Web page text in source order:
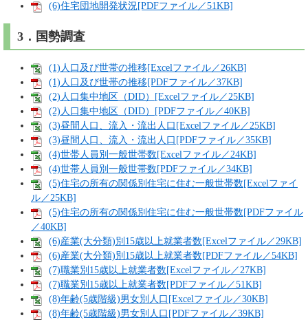
(6)住宅団地開発状況[PDFファイル／51KB]
3．国勢調査
(1)人口及び世帯の推移[Excelファイル／26KB]
(1)人口及び世帯の推移[PDFファイル／37KB]
(2)人口集中地区（DID）[Excelファイル／25KB]
(2)人口集中地区（DID）[PDFファイル／40KB]
(3)昼間人口、流入・流出人口[Excelファイル／25KB]
(3)昼間人口、流入・流出人口[PDFファイル／35KB]
(4)世帯人員別一般世帯数[Excelファイル／24KB]
(4)世帯人員別一般世帯数[PDFファイル／34KB]
(5)住宅の所有の関係別住宅に住む一般世帯数[Excelファイ
ル／25KB]
(5)住宅の所有の関係別住宅に住む一般世帯数[PDFファイル
／40KB]
(6)産業(大分類)別15歳以上就業者数[Excelファイル／29KB]
(6)産業(大分類)別15歳以上就業者数[PDFファイル／54KB]
(7)職業別15歳以上就業者数[Excelファイル／27KB]
(7)職業別15歳以上就業者数[PDFファイル／51KB]
(8)年齢(5歳階級)男女別人口[Excelファイル／30KB]
(8)年齢(5歳階級)男女別人口[PDFファイル／39KB]